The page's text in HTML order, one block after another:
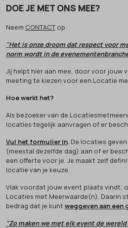
DOE JE MET ONS MEE?
Neem CONTACTop.
"Het is onze droom dat respect voor
norm wordt in de
Jij helpt hier aan mee, door voor jouw
meeting te kiezen voor een Locatie
Hoe werkt het?
Als bezoeker van de
locaties tegelijk aanvragen of er
Vul het formulier in. De locaties
(meestal dezelfde dag) aan of er
een offerte voor je. Je maakt zelf
locatie van je keuze.
Vlak voordat jouw event plaats vindt,
Locaties met Meerwaarde(n). Daarin
bedrag dat je kunt weggeven aan een
"Zo maken we met elk event de